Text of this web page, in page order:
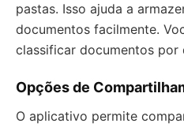
pastas. Isso ajuda a
documentos facilmente.
classificar documentos por
Opções de
O aplicativo permite